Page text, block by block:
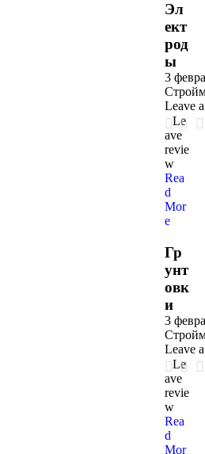
Эл
ект
род
ы
3
Leave
Le
ave
revie
w
Rea
d
Mor
e
Гр
унт
овк
и
3
Leave
Le
ave
revie
w
Rea
d
Mor